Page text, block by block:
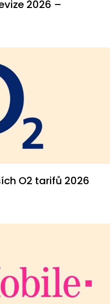
2026 –
O2 tarifů 2026